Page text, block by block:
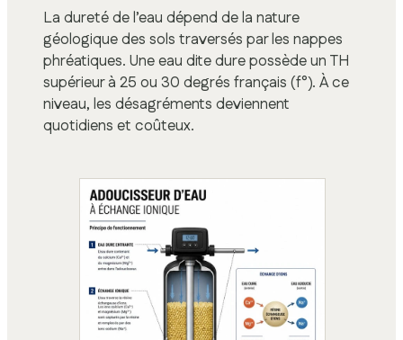
La dureté de l’eau dépend de la nature
géologique des sols traversés par les nappes
phréatiques. Une eau dite dure possède un TH
supérieur à 25 ou 30 degrés français (f°). À ce
niveau, les désagréments deviennent
quotidiens et coûteux.